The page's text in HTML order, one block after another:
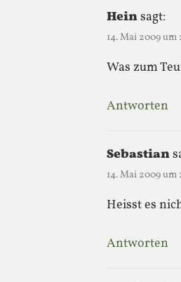
Heinsagt:
14. Mai 2009 um
Was zum
Antworten
Sebastian
14. Mai 2009 um
Heisst es
Antworten